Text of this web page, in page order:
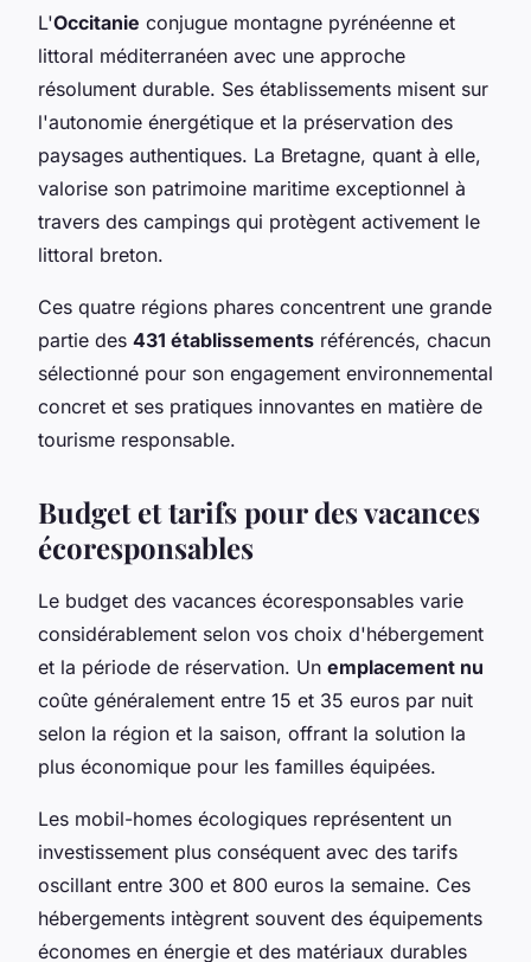
L'Occitanie conjugue montagne pyrénéenne et
littoral méditerranéen avec une approche
résolument durable. Ses établissements misent sur
l'autonomie énergétique et la préservation des
paysages authentiques. La Bretagne, quant à elle,
valorise son patrimoine maritime exceptionnel à
travers des campings qui protègent activement le
littoral breton.
Ces quatre régions phares concentrent une grande
partie des 431 établissements référencés, chacun
sélectionné pour son engagement environnemental
concret et ses pratiques innovantes en matière de
tourisme responsable.
Budget et tarifs pour des vacances
écoresponsables
Le budget des vacances écoresponsables varie
considérablement selon vos choix d'hébergement
et la période de réservation. Un emplacement nu
coûte généralement entre 15 et 35 euros par nuit
selon la région et la saison, offrant la solution la
plus économique pour les familles équipées.
Les mobil-homes écologiques représentent un
investissement plus conséquent avec des tarifs
oscillant entre 300 et 800 euros la semaine. Ces
hébergements intègrent souvent des équipements
économes en énergie et des matériaux durables